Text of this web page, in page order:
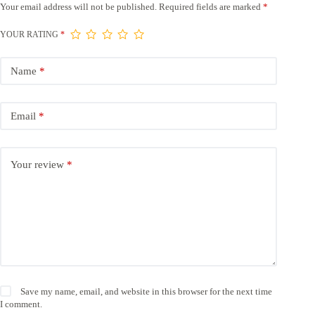
Your email address will not be published. Required fields are marked *
YOUR RATING *
Name *
Email *
Your review *
Save my name, email, and website in this browser for the next time
I comment.